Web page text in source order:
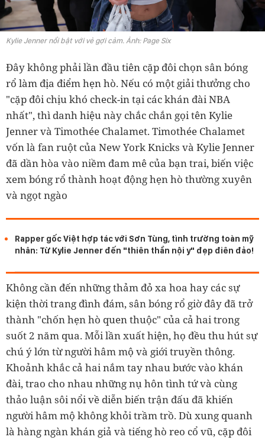
Kylie Jenner nổi bật với vẻ gợi cảm. Ảnh: Page Six
Đây không phải lần đầu tiên cặp đôi chọn sân bóng
rổ làm địa điểm hẹn hò. Nếu có một giải thưởng cho
"cặp đôi chịu khó check-in tại các khán đài NBA
nhất", thì danh hiệu này chắc chắn gọi tên Kylie
Jenner và Timothée Chalamet. Timothée Chalamet
vốn là fan ruột của New York Knicks và Kylie Jenner
đã dần hòa vào niềm đam mê của bạn trai, biến việc
xem bóng rổ thành hoạt động hẹn hò thường xuyên
và ngọt ngào
Rapper gốc Việt hợp tác với Sơn Tùng, tình trường toàn mỹ
nhân: Từ Kylie Jenner đến "thiên thần nội y" đẹp điên đảo!
Không cần đến những thảm đỏ xa hoa hay các sự
kiện thời trang đình đám, sân bóng rổ giờ đây đã trở
thành "chốn hẹn hò quen thuộc" của cả hai trong
suốt 2 năm qua. Mỗi lần xuất hiện, họ đều thu hút sự
chú ý lớn từ người hâm mộ và giới truyền thông.
Khoảnh khắc cả hai nắm tay nhau bước vào khán
đài, trao cho nhau những nụ hôn tình tứ và cùng
thảo luận sôi nổi về diễn biến trận đấu đã khiến
người hâm mộ không khỏi trầm trồ. Dù xung quanh
là hàng ngàn khán giả và tiếng hò reo cổ vũ, cặp đôi